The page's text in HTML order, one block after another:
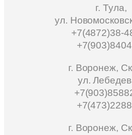
г. Тула,
ул.
+7(4872)38-
г. Воронеж,
ул.
г. Воронеж,